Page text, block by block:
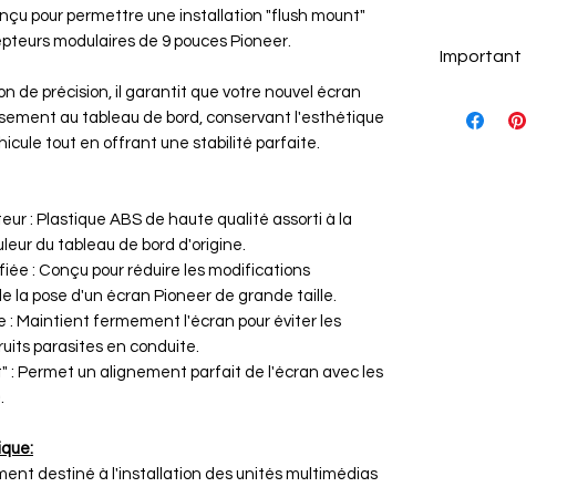
pour permettre une installation "flush mount"
modulaires de 9 pouces Pioneer.
de précision, il garantit que votre nouvel écran
au tableau de bord, conservant l'esthétique
tout en offrant une stabilité parfaite.
: Plastique ABS de haute qualité assorti à la
du tableau de bord d'origine.
: Conçu pour réduire les modifications
la pose d'un écran Pioneer de grande taille.
: Maintient fermement l'écran pour éviter les
parasites en conduite.
: Permet un alignement parfait de l'écran avec les
destiné à l'installation des unités multimédias
Important
Ce kit de